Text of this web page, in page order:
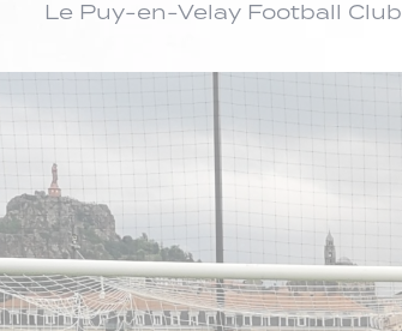
Le Puy-en-Velay Football Club